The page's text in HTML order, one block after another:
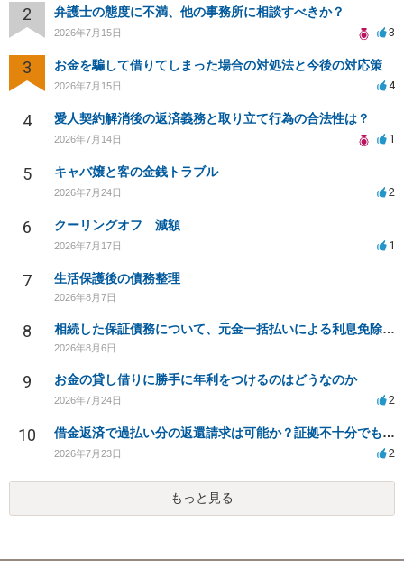
2 弁護士の態度に不満、他の事務所に相談すべきか？
2026年7月15日 3
3 お金を騙して借りてしまった場合の対処法と今後の対応策
2026年7月15日 4
4 愛人契約解消後の返済義務と取り立て行為の合法性は？
2026年7月14日 1
5 キャバ嬢と客の金銭トラブル
2026年7月24日 2
6 クーリングオフ 減額
2026年7月17日 1
7 生活保護後の債務整理
2026年8月7日
8 相続した保証債務について、元金一括払いによる利息免除の交渉は可能でしょうか
2026年8月6日
9 お金の貸し借りに勝手に年利をつけるのはどうなのか
2026年7月24日 2
10 借金返済で過払い分の返還請求は可能か？証拠不十分でも弁護士に相談したい
2026年7月23日 2
もっと見る